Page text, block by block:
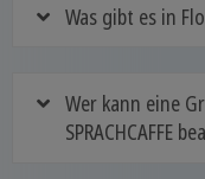
Was gibt es in
Wer kann eine
SPRACHCAFFE